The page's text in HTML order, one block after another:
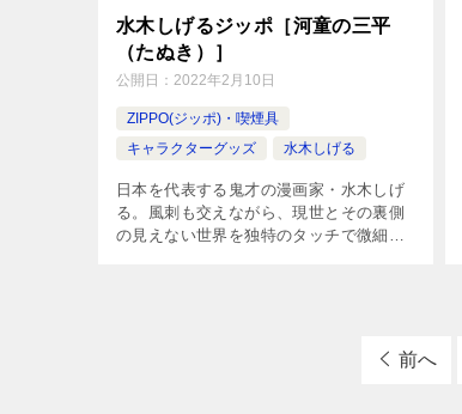
水木しげるジッポ［河童の三平
（たぬき）］
公開日： 2022年2月10日
ZIPPO(ジッポ)・喫煙具
キャラクターグッズ
水木しげる
日本を代表する鬼才の漫画家・水木しげ
る。風刺も交えながら、現世とその裏側
の見えない世界を独特のタッチで微細に
前へ